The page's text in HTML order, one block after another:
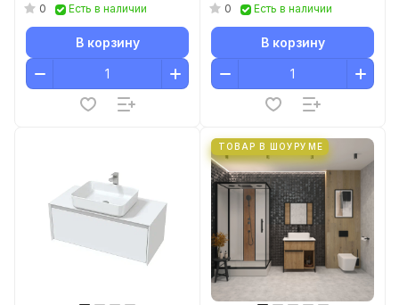
0 Есть в наличии
В корзину
0 Есть в наличии
В корзину
ТОВАР В ШОУРУМЕ